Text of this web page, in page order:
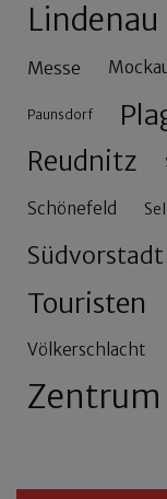
Lindenau
Messe
Paunsdorf
Reudnitz
Schönefeld
Südvorstadt
Touristen
Völkerschlacht
Zentrum